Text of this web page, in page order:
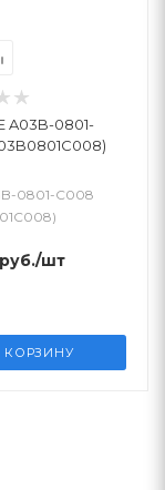
A03B-0801-
0801-C008
руб./шт
КОРЗИНУ